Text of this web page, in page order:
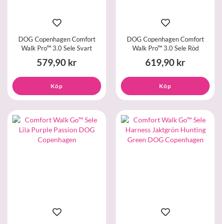
DOG Copenhagen Comfort
Walk Pro™ 3.0 Sele Svart
579,90 kr
Köp
DOG Copenhagen Comfort
Walk Pro™ 3.0 Sele Röd
619,90 kr
Köp